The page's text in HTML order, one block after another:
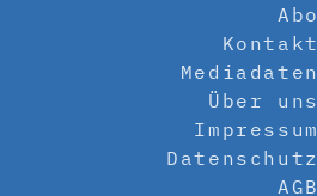
Abo
Kontakt
Mediadaten
Über uns
Impressum
Datenschutz
AGB